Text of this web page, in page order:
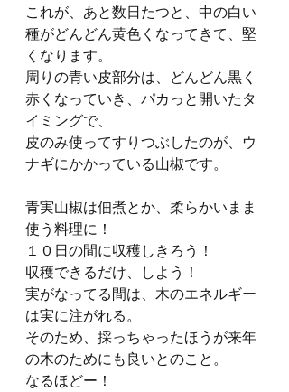
これが、あと数日たつと、中の白い
種がどんどん黄色くなってきて、堅
くなります。
周りの青い皮部分は、どんどん黒く
赤くなっていき、パカっと開いたタ
イミングで、
皮のみ使ってすりつぶしたのが、ウ
ナギにかかっている山椒です。
青実山椒は佃煮とか、柔らかいまま
使う料理に！
１０日の間に収穫しきろう！
収穫できるだけ、しよう！
実がなってる間は、木のエネルギー
は実に注がれる。
そのため、採っちゃったほうが来年
の木のためにも良いとのこと。
なるほどー！